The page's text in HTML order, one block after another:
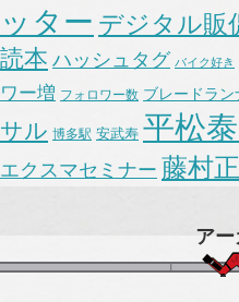
ッター デジタル販
読本 ハッシュタグ バイク好き
ワー増 フォロワー数 ブレードラン
サル 博多駅 安武寿 平松
エクスマセミナー 藤村
ア